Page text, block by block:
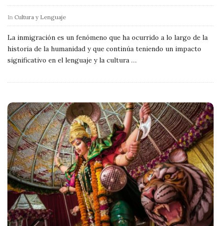
In Cultura y Lenguaje
La inmigración es un fenómeno que ha ocurrido a lo largo de la
historia de la humanidad y que continúa teniendo un impacto
significativo en el lenguaje y la cultura …